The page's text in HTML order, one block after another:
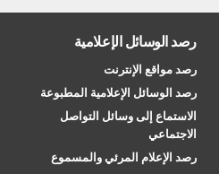
رصد الوسائل الإعلامية
رصد مواقع الإنترنت
رصد الوسائل الإعلامية المطبوعة
الاستماع إلى وسائل التواصل
الاجتماعي
رصد الإعلام المرئي والمسموع